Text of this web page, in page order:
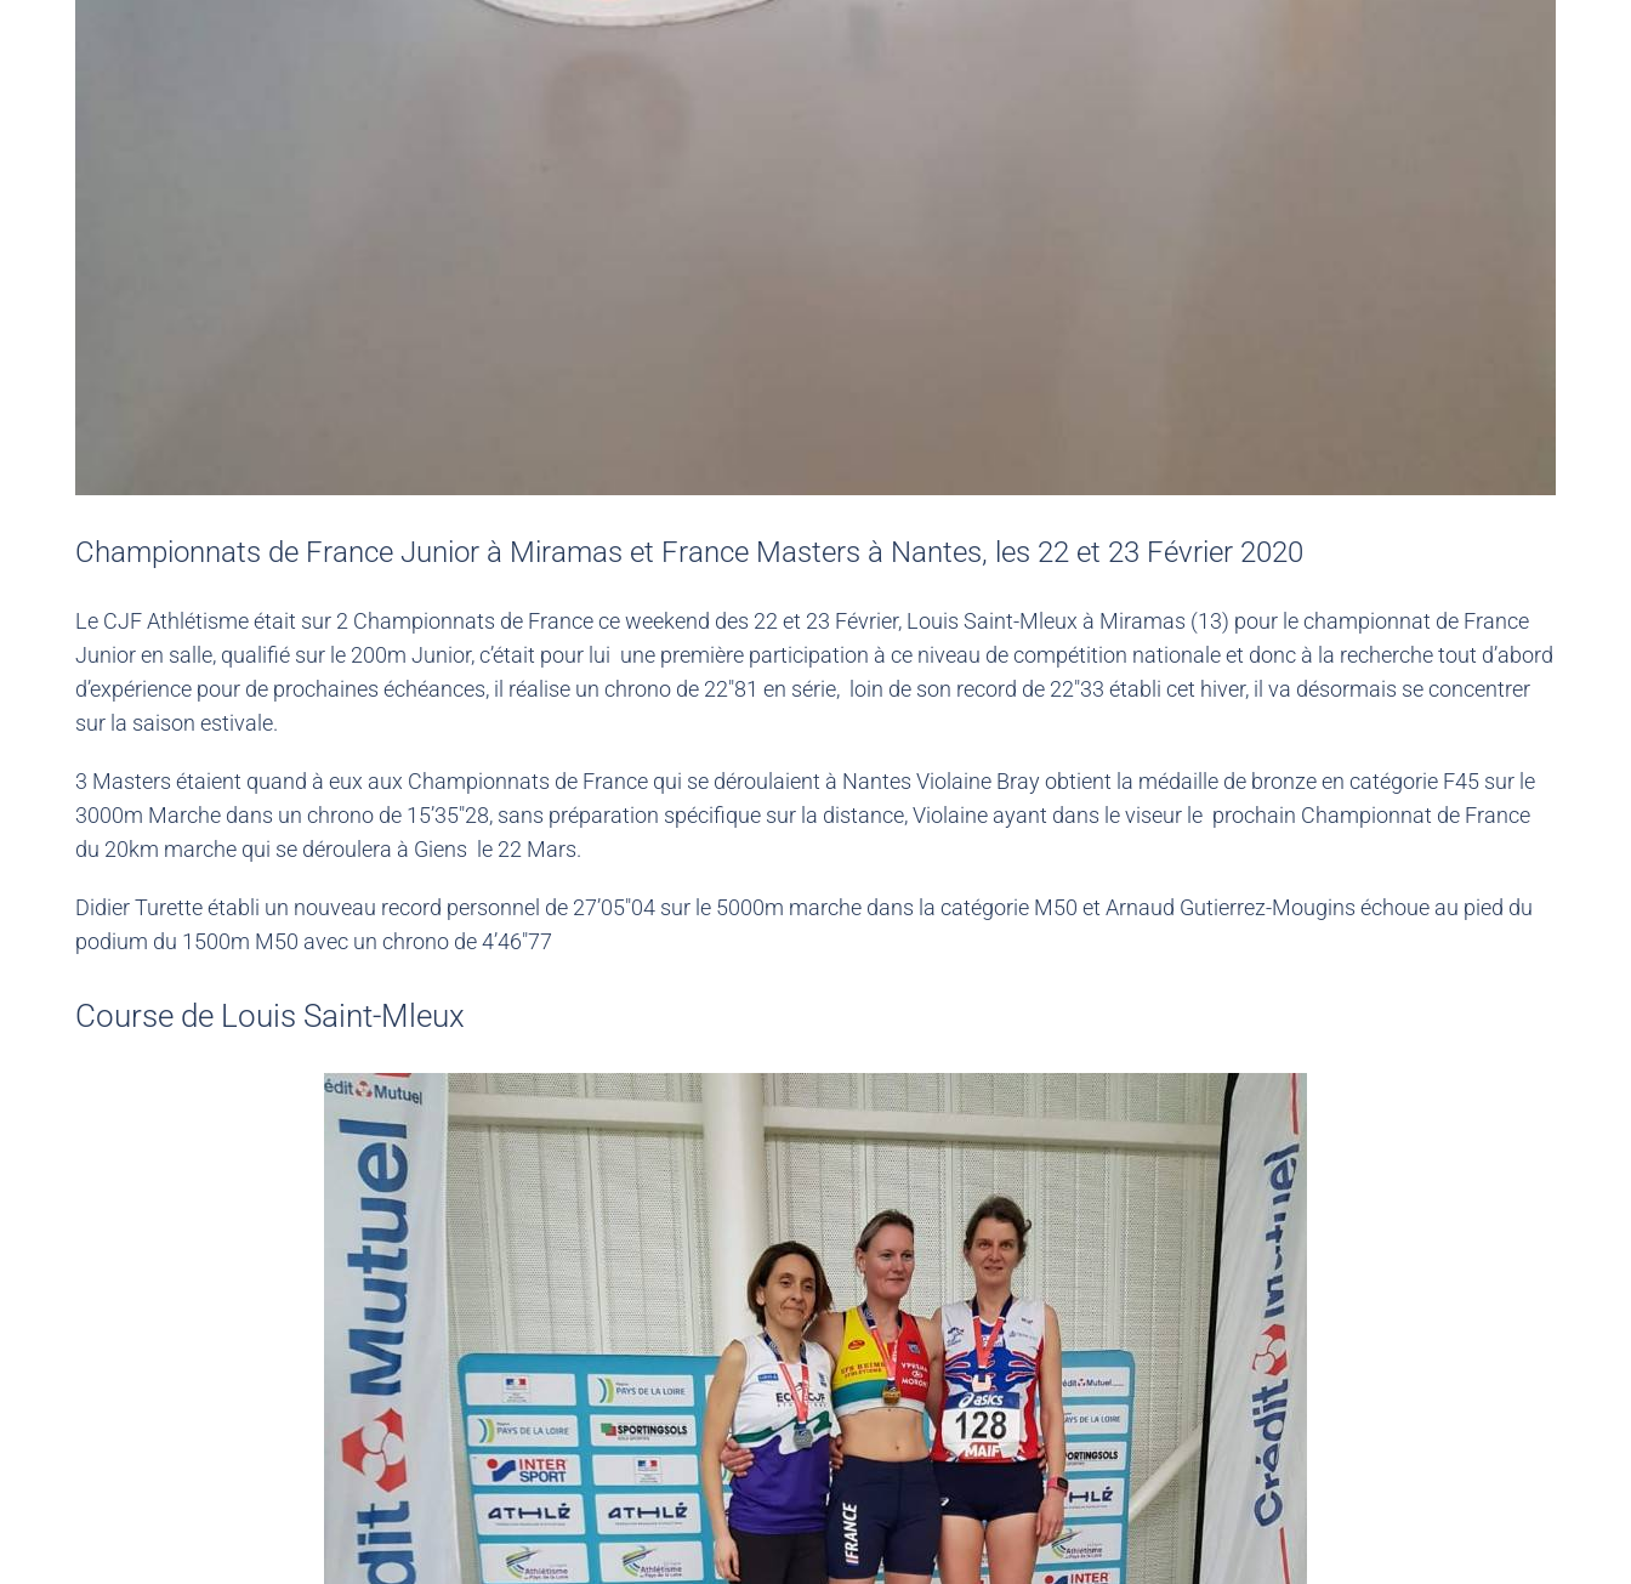
Championnats de France Junior à Miramas et France Masters à Nantes, les 22 et 23 Février 2020
Le CJF Athlétisme était sur 2 Championnats de France ce weekend des 22 et 23 Février, Louis Saint-Mleux à Miramas (13) pour le championnat de France
Junior en salle, qualifié sur le 200m Junior, c’était pour lui une première participation à ce niveau de compétition nationale et donc à la recherche tout d’abord
d’expérience pour de prochaines échéances, il réalise un chrono de 22″81 en série, loin de son record de 22″33 établi cet hiver, il va désormais se concentrer
sur la saison estivale.
3 Masters étaient quand à eux aux Championnats de France qui se déroulaient à Nantes Violaine Bray obtient la médaille de bronze en catégorie F45 sur le
3000m Marche dans un chrono de 15’35″28, sans préparation spécifique sur la distance, Violaine ayant dans le viseur le prochain Championnat de France
du 20km marche qui se déroulera à Giens le 22 Mars.
Didier Turette établi un nouveau record personnel de 27’05″04 sur le 5000m marche dans la catégorie M50 et Arnaud Gutierrez-Mougins échoue au pied du
podium du 1500m M50 avec un chrono de 4’46″77
Course de Louis Saint-Mleux